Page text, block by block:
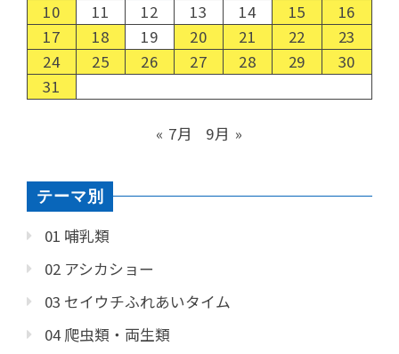
10
11 12 13 14 15
16
17
18 19 20 21 22
23
24
25 26 27 28 29
30
31
« 7月 9月 »
テーマ別
01 哺乳類
02 アシカショー
03 セイウチふれあいタイム
04 爬虫類・両生類